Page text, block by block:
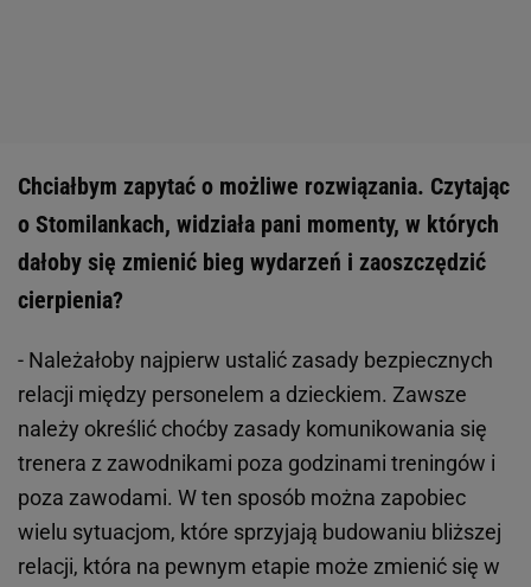
Chciałbym zapytać o możliwe rozwiązania. Czytając
o Stomilankach, widziała pani momenty, w których
dałoby się zmienić bieg wydarzeń i zaoszczędzić
cierpienia?
- Należałoby najpierw ustalić zasady bezpiecznych
relacji między personelem a dzieckiem. Zawsze
należy określić choćby zasady komunikowania się
trenera z zawodnikami poza godzinami treningów i
poza zawodami. W ten sposób można zapobiec
wielu sytuacjom, które sprzyjają budowaniu bliższej
relacji, która na pewnym etapie może zmienić się w